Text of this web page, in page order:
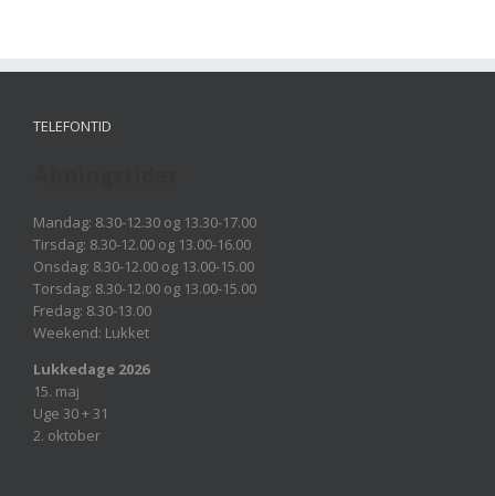
TELEFONTID
Mandag: 8.30-12.30 og 13.30-17.00
Tirsdag: 8.30-12.00 og 13.00-16.00
Onsdag: 8.30-12.00 og 13.00-15.00
Torsdag: 8.30-12.00 og 13.00-15.00
Fredag: 8.30-13.00
Weekend: Lukket
Lukkedage 2026
15. maj
Uge 30 + 31
2. oktober